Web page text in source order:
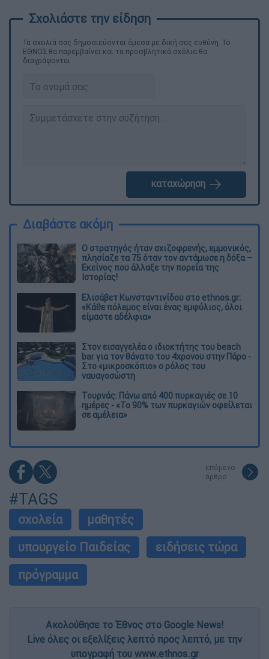
Τα σχολιά σας δημοσιεύονται άμεσα με δική σας ευθύνη. Το
ΕΘΝΟΣ θα παρεμβαίνει και τα προσβλητικά σχόλια θα
διαγράφονται
καταχώρηση
Διαβάστε ακόμη
O στρατηγός ήταν σχιζοφρενής, εμμονικός,
πλησίαζε τα 75 όταν τον αντάμωσε η δόξα –
Εκείνος που άλλαξε την πορεία της
Ιστορίας!
Ελισάβετ Κωνσταντινίδου στο ethnos.gr:
«Κάθε πόλεμος είναι ένας εμφύλιος, όλοι
είμαστε αδέλφια»
Στον εισαγγελέα ο ιδιοκτήτης του beach
bar για τον θάνατο του 4χρονου στην Πάρο -
Στο «μικροσκόπιο» ο ρόλος του
ναυαγοσώστη
Τουρνάς: Πάνω από 400 πυρκαγιές σε 10
ημέρες - «Το 90% των πυρκαγιών οφείλεται
σε αμέλεια»
επόμενο
άρθρο
#TAGS
σχολεία
μαθητές
υπουργείο Παιδείας
ειδήσεις τώρα
πρόγραμμα
Ακολούθησε το Έθνος στο Google News!
Live όλες οι εξελίξεις λεπτό προς λεπτό, με την
υπογραφή του www.ethnos.gr